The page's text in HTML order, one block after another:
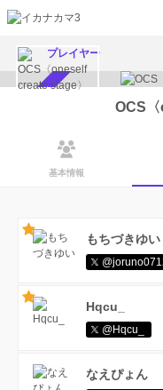
プレイヤー
OCS
基本情報
もちづきゆい
Hqcu_
@Hqcu_
なえぴょん